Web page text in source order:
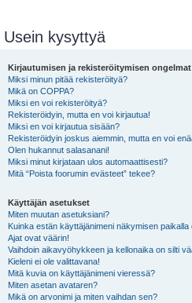
Usein kysyttyä
Kirjautumisen ja rekisteröitymisen ongelmat
Miksi minun pitää rekisteröityä?
Mikä on COPPA?
Miksi en voi rekisteröityä?
Rekisteröidyin, mutta en voi kirjautua!
Miksi en voi kirjautua sisään?
Rekisteröidyin joskus aiemmin, mutta en voi
Olen hukannut salasanani!
Miksi minut kirjataan ulos automaattisesti?
Mitä “Poista foorumin evästeet” tekee?
Käyttäjän asetukset
Miten muutan asetuksiani?
Kuinka estän käyttäjänimeni näkymisen
Ajat ovat väärin!
Vaihdoin aikavyöhykkeen ja kellonaika on silti
Kieleni ei ole valittavana!
Mitä kuvia on käyttäjänimeni vieressä?
Miten asetan avataren?
Mikä on arvonimi ja miten vaihdan sen?